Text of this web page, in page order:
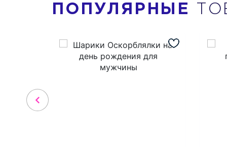
ПОПУЛЯРНЫЕ